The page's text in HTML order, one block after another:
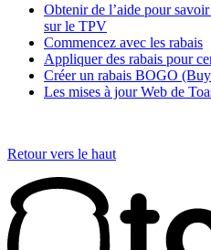
Obtenir de l’aide pour savoir
sur le TPV
Commencez avec les rabais
Appliquer des rabais pour
Créer un rabais BOGO
Les mises à jour Web de
Retour vers le haut